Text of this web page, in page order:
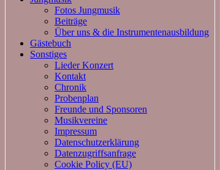
Fotos Jungmusik
Beiträge
Über uns & die Instrumentenausbildung
Gästebuch
Sonstiges
Lieder Konzert
Kontakt
Chronik
Probenplan
Freunde und Sponsoren
Musikvereine
Impressum
Datenschutzerklärung
Datenzugriffsanfrage
Cookie Policy (EU)